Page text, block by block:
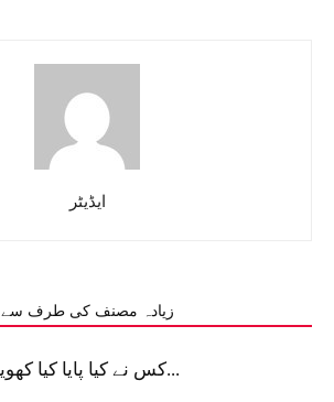
ایڈیٹر
زیادہ مصنف کی طرف سے
کس نے کیا پایا کیا کھویا۔...